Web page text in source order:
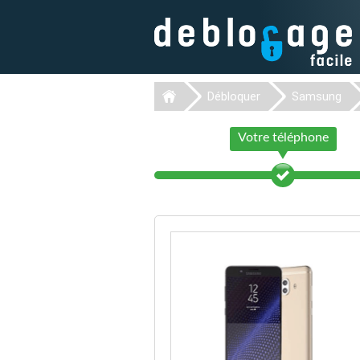
Débloquer Samsung
Votre téléphone